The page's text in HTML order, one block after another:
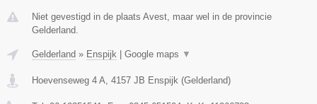
Niet gevestigd in de plaats Avest, maar wel in de provincie
Gelderland.
Gelderland » Enspijk Google maps ▼
Hoevenseweg 4 A 4157 JB Enspijk (Gelderland)